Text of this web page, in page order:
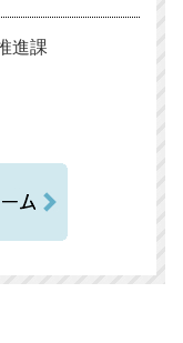
進課